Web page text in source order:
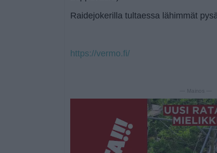
Raidejokerilla tultaessa lähimmät
https://vermo.fi/
— Mainos —